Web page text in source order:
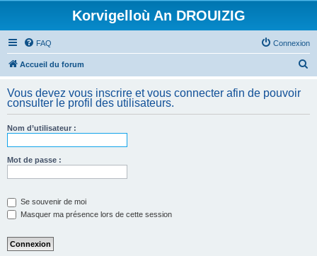
Korvigelloù An DROUIZIG
FAQ Connexion
Accueil du forum
h
Vous devez vous inscrire et vous connecter afin de pouvoir
consulter le profil des utilisateurs.
Nom d’utilisateur :
Mot de passe :
Se souvenir de moi
Masquer ma présence lors de cette session